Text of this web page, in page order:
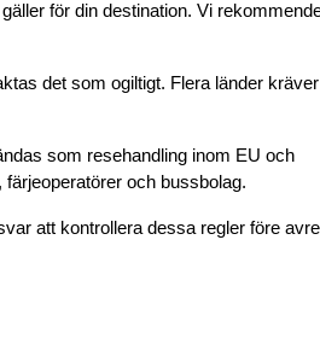
för din destination. Vi
det som ogiltigt. Flera länder kräver
som resehandling inom EU och
och bussbolag.
att kontrollera dessa regler före